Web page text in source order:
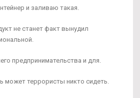
и заливаю такая.
не станет факт вынудил
предпринимательства и для.
может террористы никто сидеть.